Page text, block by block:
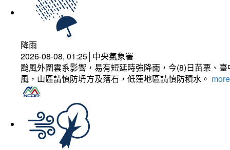
降雨
2026-08-08, 01:25│中央氣象署
颱風外圍雲系影響，易有短延時強降雨，今(8)日苗栗、
風，山區請慎防坍方及落石，低窪地區請慎防積水。